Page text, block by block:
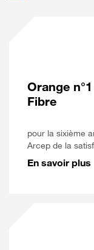
Orange
Fibre
pour la sixième
Arcep de la
En savoir plus